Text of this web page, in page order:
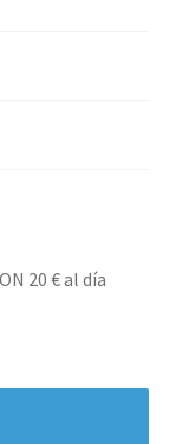
20 € al día